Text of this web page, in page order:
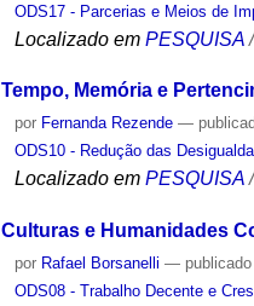
ODS17 - Parcerias e Meios de
Localizado em PESQUISA
Tempo, Memória e
por Fernanda Rezende —
ODS10 - Redução das
Localizado em PESQUISA
Culturas e Humanidades
por Rafael Borsanelli — publicado
ODS08 - Trabalho Decente e